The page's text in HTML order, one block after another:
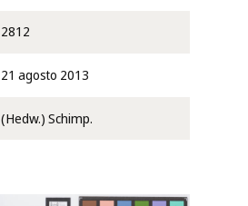
2812
21 agosto 2013
(Hedw.) Schimp.